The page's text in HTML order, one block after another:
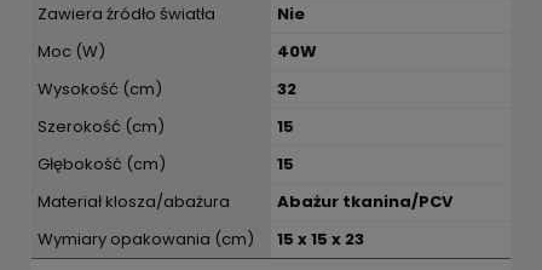
Zawiera źródło światła
Nie
Moc (W)
40W
Wysokość (cm)
32
Szerokość (cm)
15
Głębokość (cm)
15
Materiał klosza/abażura
Abażur tkanina/PCV
Wymiary opakowania (cm)
15 x 15 x 23